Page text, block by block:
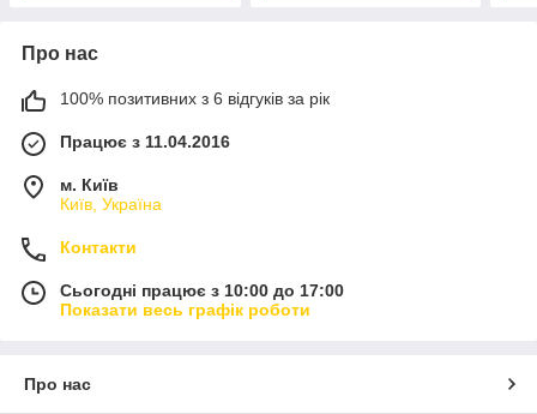
Про нас
100% позитивних з 6 відгуків за рік
Працює з 11.04.2016
м. Київ
Київ, Україна
Контакти
Сьогодні працює з 10:00 до 17:00
Показати весь графік роботи
Про нас